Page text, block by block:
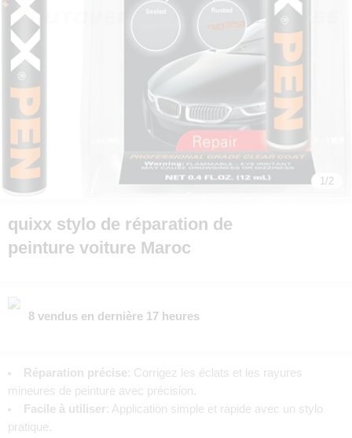
1/2
quixx stylo de réparation de
peinture voiture Maroc
8 vendus en dernière 17 heures
Réparation précise : Corrigez les éclats et les rayures
mineures de peinture avec précision.
Facile à utiliser : Application simple et rapide avec un stylo
pratique.